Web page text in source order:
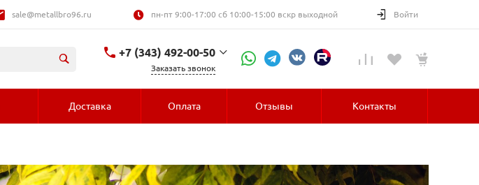
sale@metallbro96.ru пн-пт 9:00-17:00 сб 10:00-15:00 вскр выходной Войти
+7 (343) 492-00-50
Заказать звонок
Доставка Оплата Отзывы Контакты